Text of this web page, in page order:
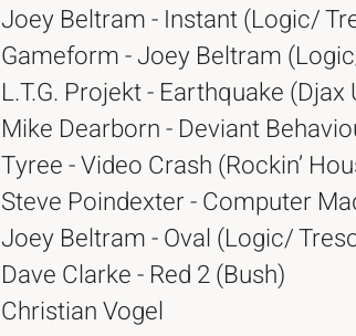
Joey Beltram - Instant (Logic/
Gameform - Joey Beltram
L.T.G. Projekt - Earthquake (Djax
Mike Dearborn - Deviant
Tyree - Video Crash (Rockin’
Steve Poindexter - Computer
Joey Beltram - Oval (Logic/
Dave Clarke - Red 2 (Bush)
Christian Vogel